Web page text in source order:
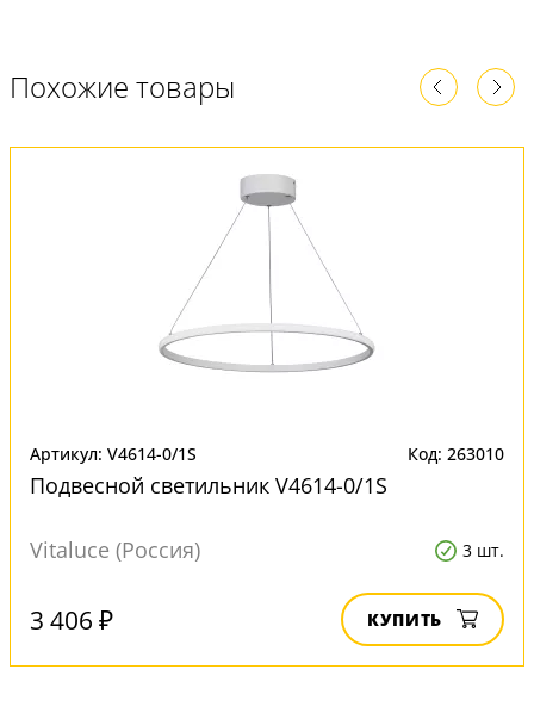
Похожие товары
Артикул: V4614-0/1S Код: 263010
Подвесной светильник V4614-0/1S
Vitaluce (Россия) 3 шт.
3 406 ₽ КУПИТЬ